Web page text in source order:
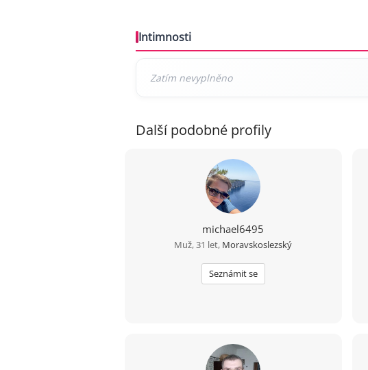
Intimnosti
Další podobné profily
michael6495
Muž, 31 let, Moravskoslezský
Seznámit se